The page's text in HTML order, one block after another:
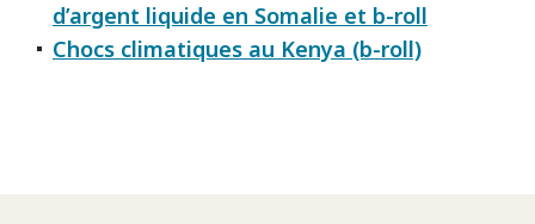
d’argent liquide en Somalie et b-roll
Chocs climatiques au Kenya (b-roll)